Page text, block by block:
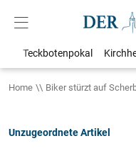
Teckbotenpokal
Home Biker stürzt auf
Unzugeordnete Artikel